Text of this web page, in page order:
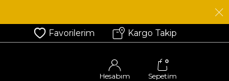
Favorilerim Kargo Takip
Hesabım
0
Sepetim